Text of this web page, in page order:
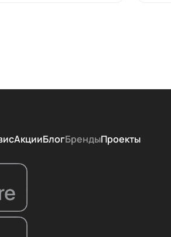
АкцииБлогБрендыПроекты